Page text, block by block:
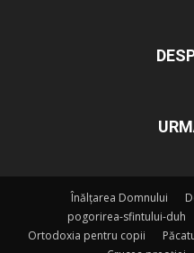
Înălțarea Domnului
pogorirea-sfintului-duh
Ortodoxia pentru copii